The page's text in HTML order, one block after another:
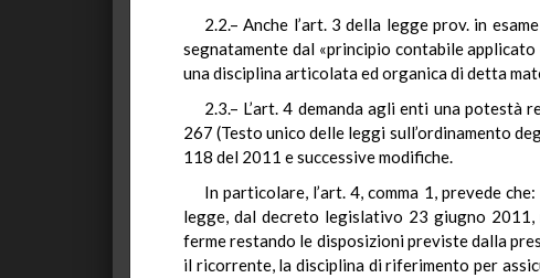
2.2.– Anche l’art. 3 della legge prov. in
segnatamente dal «principio contabile
una disciplina articolata ed organica di detta
2.3.– L’art. 4 demanda agli enti una
267 (Testo unico delle leggi sull’ordinamento
118 del 2011 e successive modifiche.
In particolare, l’art. 4, comma 1, prevede
legge, dal decreto legislativo 23 giugno
ferme restando le disposizioni previste dalla
il ricorrente, la disciplina di riferimento per